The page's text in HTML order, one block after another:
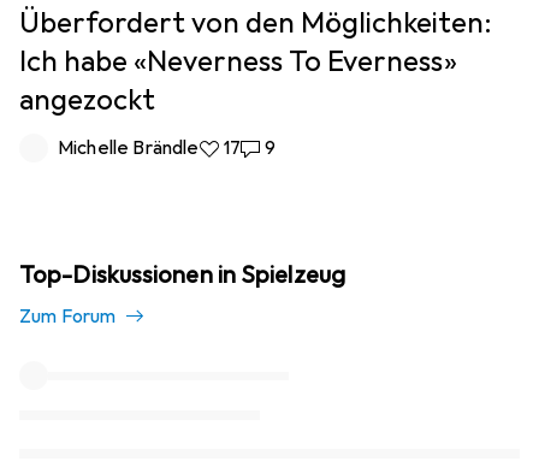
Überfordert von den Möglichkeiten:
Ich habe «Neverness To Everness»
angezockt
Michelle Brändle17 Likes
179 Kommentare
9
Top-Diskussionen in Spielzeug
Zum Forum